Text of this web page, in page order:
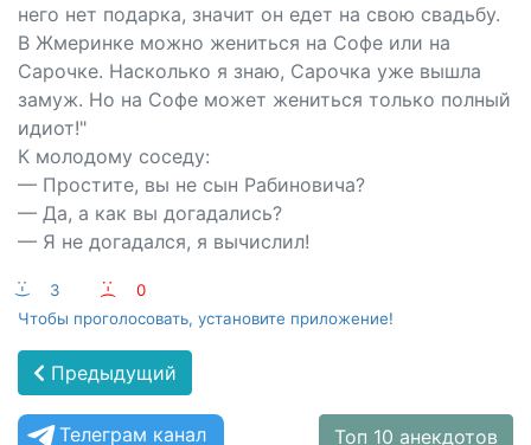
него нет подарка, значит он едет на свою свадьбу.
В Жмеринке можно жениться на Софе или на
Сарочке. Насколько я знаю, Сарочка уже вышла
замуж. Но на Софе может жениться только полный
идиот!"
К молодому соседу:
— Простите, вы не сын Рабиновича?
— Да, а как вы догадались?
— Я не догадался, я вычислил!
:-) 3 :-(
0
Чтобы проголосовать, установите приложение!
Предыдущий
Телеграм канал Топ 10 анекдотов